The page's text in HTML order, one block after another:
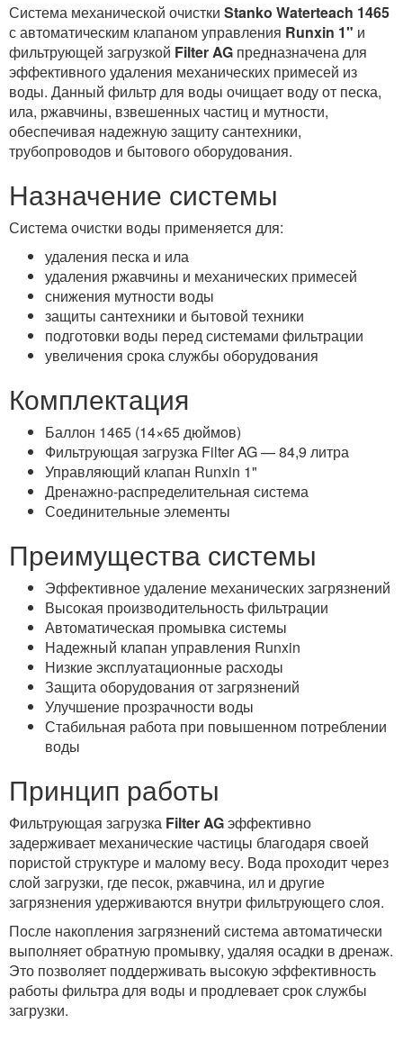
Система механической очистки Stanko Waterteach 1465
с автоматическим клапаном управления Runxin 1" и
фильтрующей загрузкой Filter AG предназначена для
эффективного удаления механических примесей из
воды. Данный фильтр для воды очищает воду от песка,
ила, ржавчины, взвешенных частиц и мутности,
обеспечивая надежную защиту сантехники,
трубопроводов и бытового оборудования.
Назначение системы
Система очистки воды применяется для:
удаления песка и ила
удаления ржавчины и механических примесей
снижения мутности воды
защиты сантехники и бытовой техники
подготовки воды перед системами фильтрации
увеличения срока службы оборудования
Комплектация
Баллон 1465 (14×65 дюймов)
Фильтрующая загрузка Filter AG — 84,9 литра
Управляющий клапан Runxin 1"
Дренажно-распределительная система
Соединительные элементы
Преимущества системы
Эффективное удаление механических загрязнений
Высокая производительность фильтрации
Автоматическая промывка системы
Надежный клапан управления Runxin
Низкие эксплуатационные расходы
Защита оборудования от загрязнений
Улучшение прозрачности воды
Стабильная работа при повышенном потреблении
воды
Принцип работы
Фильтрующая загрузка Filter AGэффективно
задерживает механические частицы благодаря своей
пористой структуре и малому весу. Вода проходит через
слой загрузки, где песок, ржавчина, ил и другие
загрязнения удерживаются внутри фильтрующего слоя.
После накопления загрязнений система автоматически
выполняет обратную промывку, удаляя осадки в дренаж.
Это позволяет поддерживать высокую эффективность
работы фильтра для воды и продлевает срок службы
загрузки.